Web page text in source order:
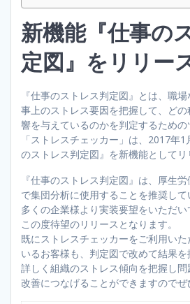
新機能『仕事の
定図』をリリー
『仕事のストレス判定図』とは、職
事上のストレス要因を把握して、ど
響を与えているのかを判定するための
「ストレスチェッカー」は、2017年
のストレス判定図』を新機能としてリ
『仕事のストレス判定図』は、厚生
で集団分析に使用することを推奨し
多くの企業様より実装要望をいただい
この度待望のリリースとなります。
既にストレスチェッカーをご利用い
いるお客様も、判定図で改めて結果
詳しく組織のストレス傾向を把握し問
改善につなげることができますのでぜ